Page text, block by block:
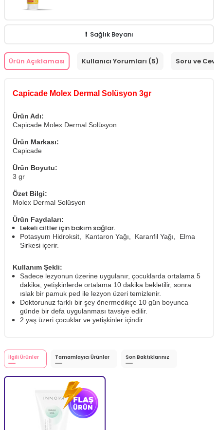
Sağlık Beyanı
Ürün Açıklaması Kullanıcı Yorumları (5) Soru ve
Capicade Molex Dermal Solüsyon 3gr
Ürün Adı:
Capicade Molex Dermal Solüsyon
Ürün Markası:
Capicade
Ürün Boyutu:
3 gr
Özet Bilgi:
Molex Dermal Solüsyon
Ürün Faydaları:
Lekeli ciltler için bakım sağlar.
Potasyum Hidroksit, Kantaron Yağı, Karanfil Yağı, Elma
Sirkesi içerir.
Kullanım Şekli:
Sadece lezyonun üzerine uygulanır, çocuklarda ortalama 5
dakika, yetişkinlerde ortalama 10 dakika bekletilir, sonra
ıslak bir pamuk ped ile lezyon üzeri temizlenir.
Doktorunuz farklı bir şey önermedikçe 10 gün boyunca
günde bir defa uygulanması tavsiye edilir.
2 yaş üzeri çocuklar ve yetişkinler içindir.
İlgili Ürünler Tamamlayıcı Ürünler Son Baktıklarınız